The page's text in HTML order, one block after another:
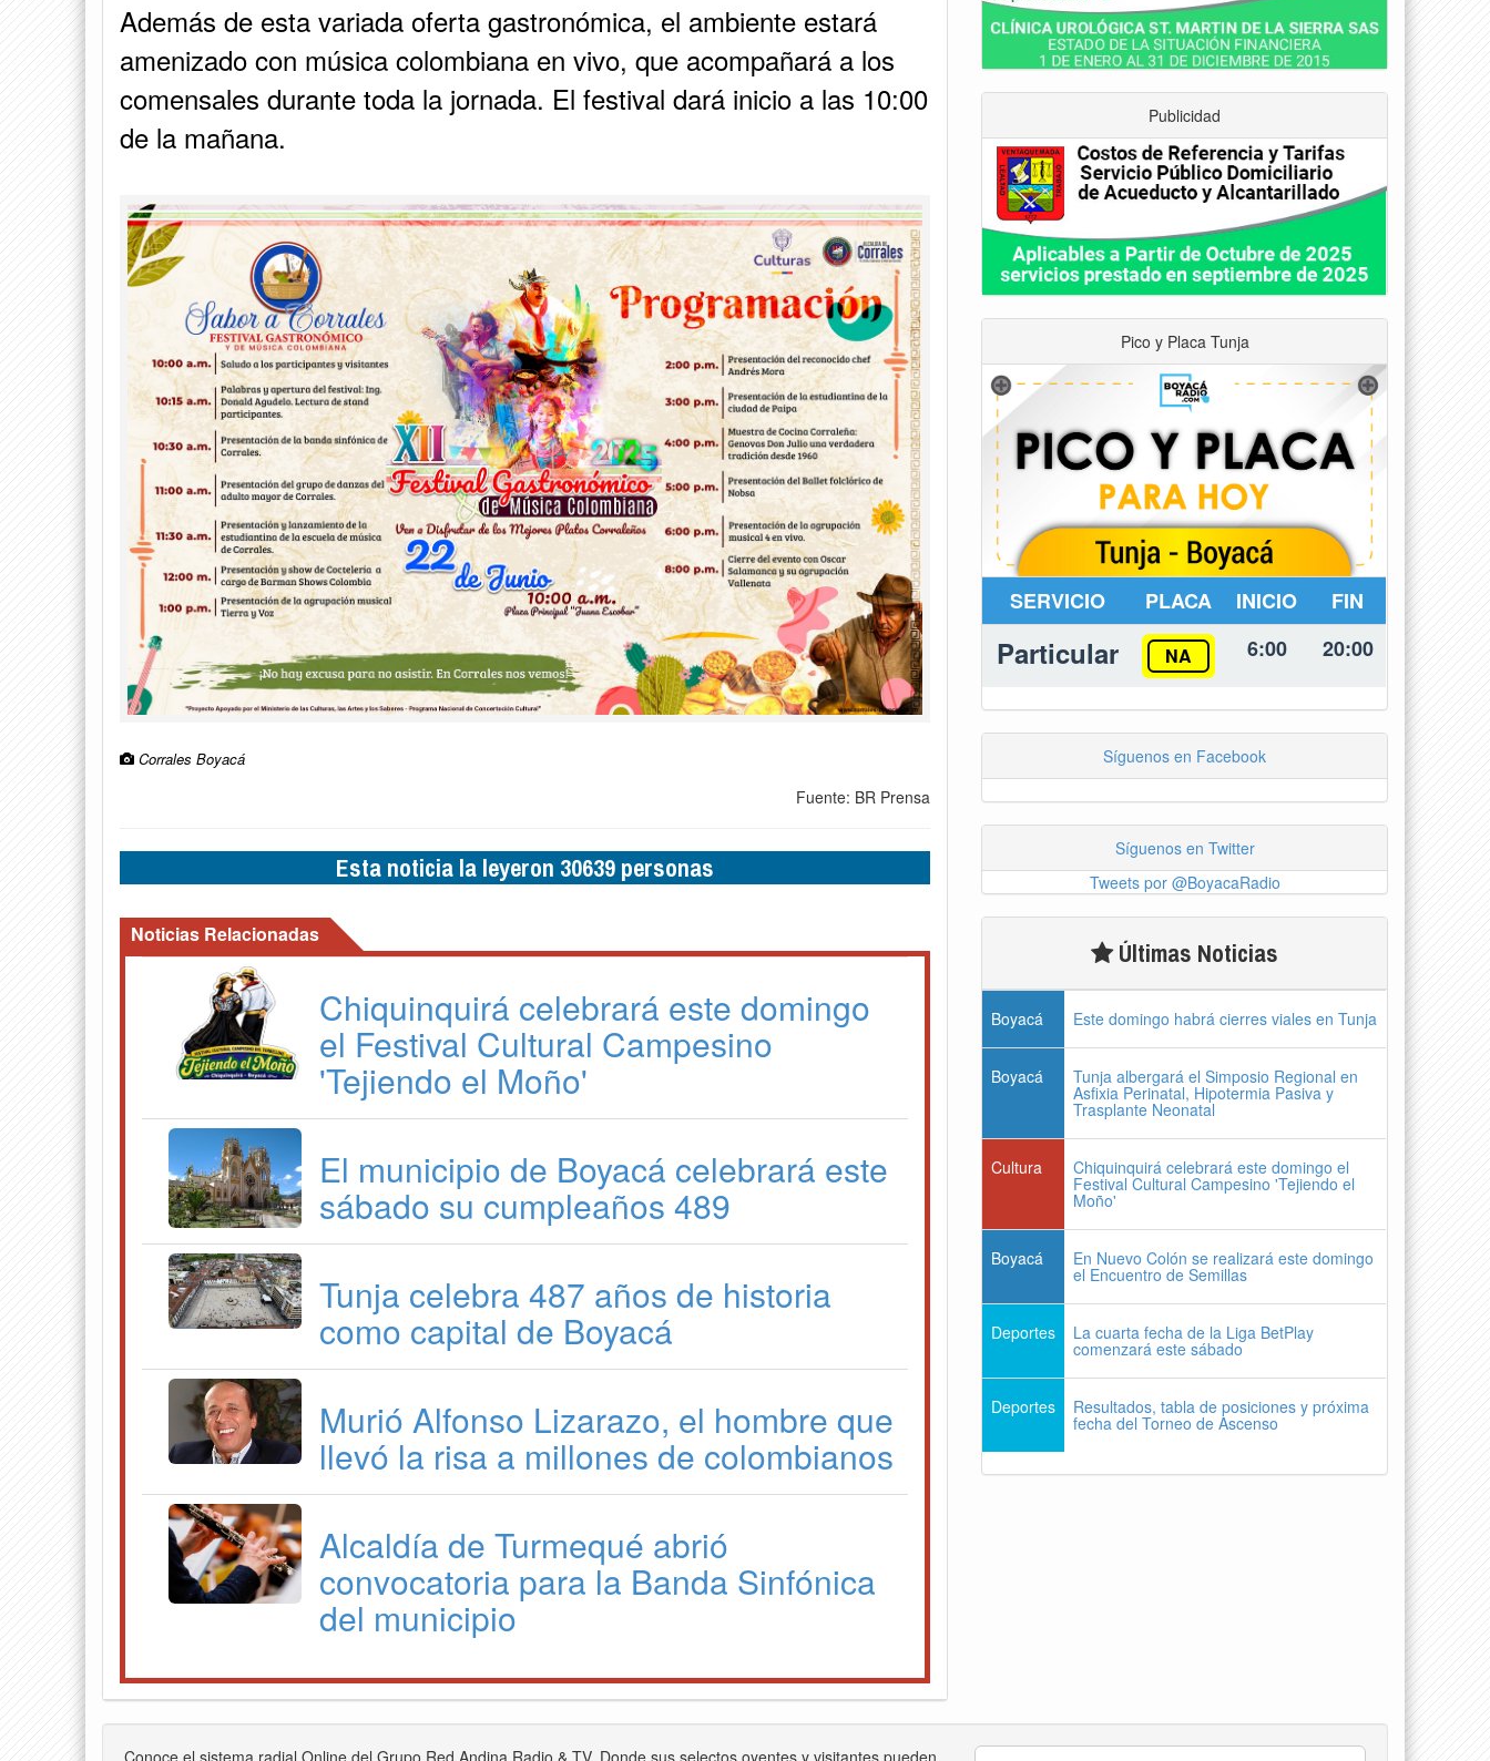
Además de esta variada oferta gastronómica, el ambiente estará
amenizado con música colombiana en vivo, que acompañará a los
comensales durante toda la jornada. El festival dará inicio a las 10:00
de la mañana.
Corrales Boyacá
Fuente: BR Prensa
Esta noticia la leyeron 30639 personas
Noticias Relacionadas
Chiquinquirá celebrará este domingo
el Festival Cultural Campesino
'Tejiendo el Moño'
El municipio de Boyacá celebrará este
sábado su cumpleaños 489
Tunja celebra 487 años de historia
como capital de Boyacá
Murió Alfonso Lizarazo, el hombre que
llevó la risa a millones de colombianos
Alcaldía de Turmequé abrió
convocatoria para la Banda Sinfónica
del municipio
Publicidad
Pico y Placa Tunja
SERVICIO PLACA INICIO FIN
Particular NA 6:00 20:00
Síguenos en Facebook
Síguenos en Twitter
Tweets por @BoyacaRadio
Últimas Noticias
Boyacá Este domingo habrá cierres viales en Tunja
Boyacá Tunja albergará el Simposio Regional en
Asfixia Perinatal, Hipotermia Pasiva y
Trasplante Neonatal
Cultura Chiquinquirá celebrará este domingo el
Festival Cultural Campesino 'Tejiendo el
Moño'
Boyacá En Nuevo Colón se realizará este domingo
el Encuentro de Semillas
Deportes La cuarta fecha de la Liga BetPlay
comenzará este sábado
Deportes Resultados, tabla de posiciones y próxima
fecha del Torneo de Ascenso